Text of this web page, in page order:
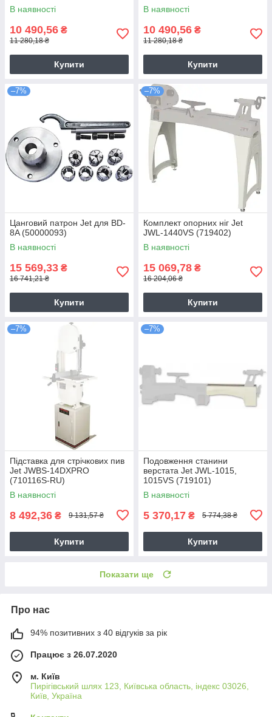
В наявності
10 490,56 ₴
11 280,18 ₴
Купити
В наявності
10 490,56 ₴
11 280,18 ₴
Купити
–7%
Цанговий патрон Jet для ВD-
8A (50000093)
В наявності
15 569,33 ₴
16 741,21 ₴
Купити
–7%
Комплект опорних ніг Jet
JWL-1440VS (719402)
В наявності
15 069,78 ₴
16 204,06 ₴
Купити
–7%
Підставка для стрічкових пив
Jet JWBS-14DXPRO
(710116S-RU)
В наявності
8 492,36 ₴ 9 131,57 ₴
Купити
–7%
Подовження станини
верстата Jet JWL-1015,
1015VS (719101)
В наявності
5 370,17 ₴ 5 774,38 ₴
Купити
Показати ще
Про нас
94% позитивних з 40 відгуків за рік
Працює з 26.07.2020
м. Київ
Пирігівський шлях 123, Київська область, індекс 03026,
Київ, Україна